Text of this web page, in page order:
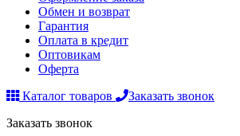
Обмен и возврат
Гарантия
Оплата в кредит
Оптовикам
Оферта
Каталог товаров
Заказать звонок
Заказать звонок